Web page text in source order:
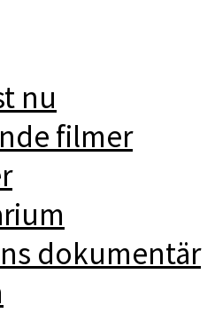
nu
filmer
dokumentär